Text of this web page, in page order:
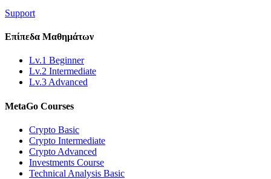
Support
Επίπεδα Μαθημάτων
Lv.1 Beginner
Lv.2 Intermediate
Lv.3 Advanced
MetaGo Courses
Crypto Basic
Crypto Intermediate
Crypto Advanced
Investments Course
Technical Analysis Basic